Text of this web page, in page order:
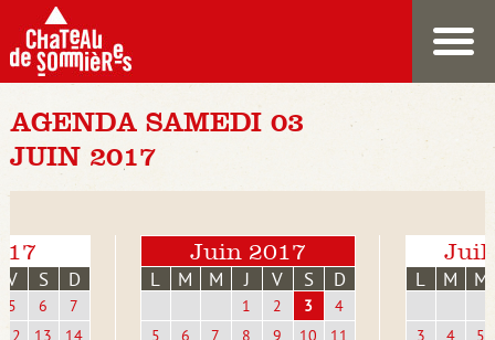
AGENDA SAMEDI 03
JUIN 2017
V S D
5 6
7
Juin 2017
L M M J V S D
1 2 3
4
L M M